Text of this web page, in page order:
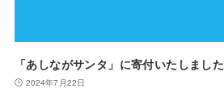
「あしながサンタ」に寄付いたしました
2024年7月22日